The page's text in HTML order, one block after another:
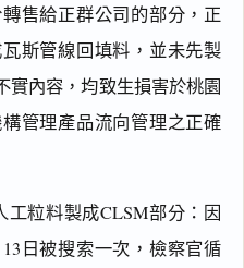
售給正群公司的部分，正
斯管線回填料，並未先製
實內容，均致生損害於桃園
管理產品流向管理之正確
粒料製成CLSM部分：因
日被搜索一次，檢察官循
罪
事
實
由
一